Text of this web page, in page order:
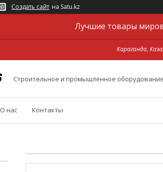
Создать сайт на Satu.kz
Лучшие товары
Караганда,
Строительное и промышленное
О нас Контакты